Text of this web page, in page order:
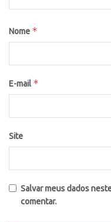
Nome *
E-mail *
Site
Salvar meus dados
comentar.